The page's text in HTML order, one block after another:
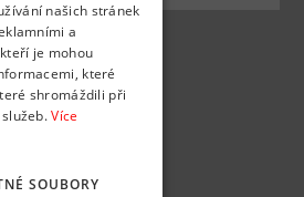
nás na
našich stránek
a
je mohou
které
shromáždili při
služeb.Více
SOUBORY